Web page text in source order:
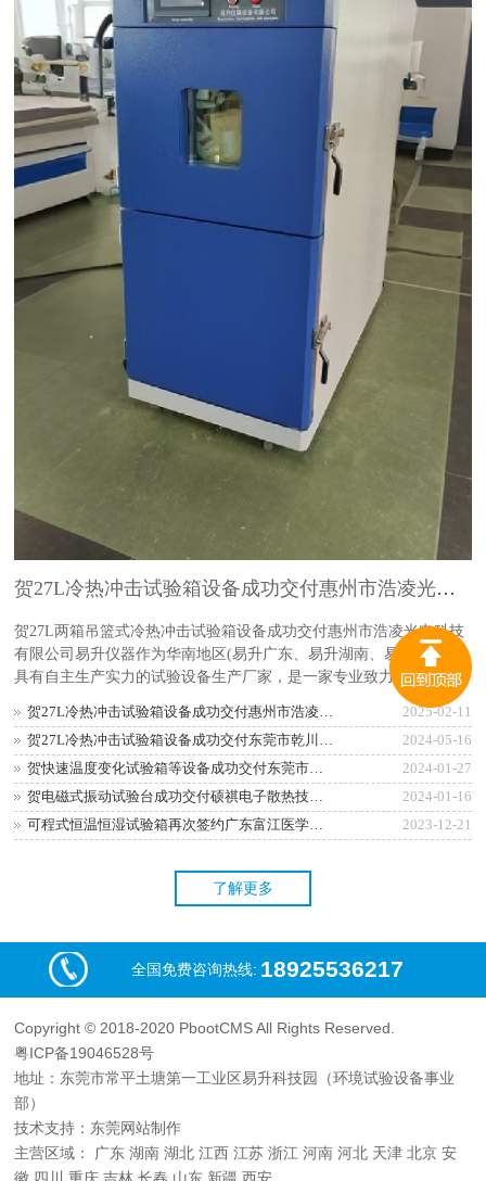
贺27L冷热冲击试验箱设备成功交付惠州市浩凌光电科技有限公司
贺27L两箱吊篮式冷热冲击试验箱设备成功交付惠州市浩凌光电科技
有限公司易升仪器作为华南地区(易升广东、易升湖南、易升江苏）
具有自主生产实力的试验设备生产厂家，是一家专业致力于生产和销
售各类可靠性环境试验设备的企业。长期为我国的汽车电子、医疗药
品、家用电器、手机通讯、散热风扇、LED、新能源行业供应着大...
2025-02-11
2024-05-16
贺快速温度变化试验箱等设备成功交付东莞市凌德五金电子有限公司
2024-01-27
贺电磁式振动试验台成功交付硕祺电子散热技术（东莞）有限公司
2024-01-16
可程式恒温恒湿试验箱再次签约广东富江医学科技有限公司
2023-12-21
了解更多
全国免费咨询热线: 18925536217
Copyright © 2018-2020 PbootCMS All Rights Reserved.
粤ICP备19046528号
地址：东莞市常平土塘第一工业区易升科技园（环境试验设备事业
部）
技术支持： 东莞网站制作
主营区域： 广东湖南湖北江西江苏浙江河南河北 天津北京安